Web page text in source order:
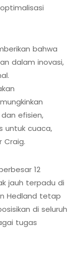
bahwa
dalam inovasi,
efisien,
untuk cuaca,
Craig.
12
jauh terpadu di
Hedland tetap
di seluruh
tugas